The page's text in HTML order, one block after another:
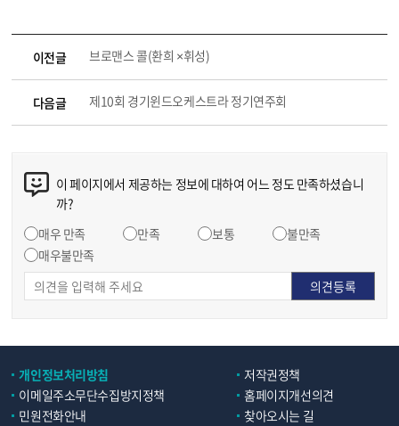
이전글 브로맨스 콜(환희 ×휘성)
다음글 제10회 경기윈드오케스트라 정기연주회
이 페이지에서 제공하는 정보에 대하여 어느 정도 만족하셨습니
까?
매우 만족
만족 보통
불만족
매우불만족
개인정보처리방침
저작권정책
이메일주소무단수집방지정책
홈페이지개선의견
민원전화안내
찾아오시는 길